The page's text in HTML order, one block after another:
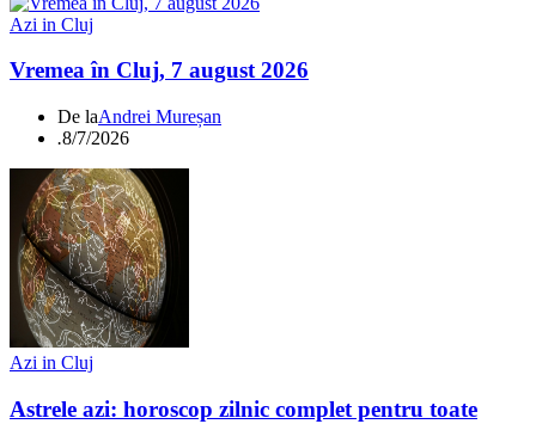
Azi in Cluj
Vremea în Cluj, 7 august 2026
De laAndrei Mureșan
.8/7/2026
Azi in Cluj
Astrele azi: horoscop zilnic complet pentru toate